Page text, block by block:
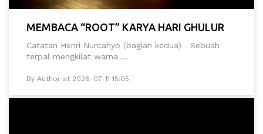
MEMBACA “ROOT” KARYA HARI GHULUR
Catatan Henri Nurcahyo (bagian kedua) Sebuah
terpal mengkilat warna ...
By Author at 2026-07-11 15:05